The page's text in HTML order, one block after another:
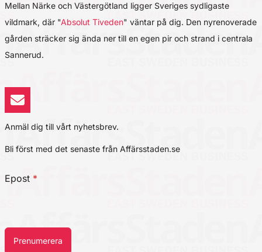
Mellan Närke och Västergötland ligger Sveriges sydligaste
vildmark, där "Absolut Tiveden" väntar på dig. Den nyrenoverade
gården sträcker sig ända ner till en egen pir och strand i centrala
Sannerud.
Anmäl dig till vårt nyhetsbrev.
Bli först med det senaste från Affärsstaden.se
Epost *
Prenumerera